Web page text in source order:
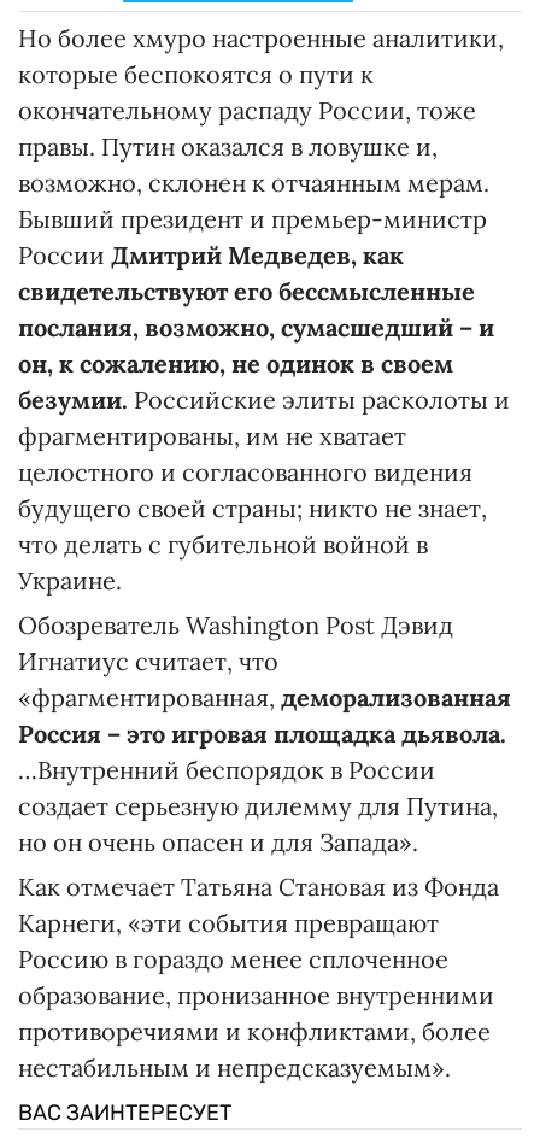
Но более хмуро настроенные аналитики,
которые беспокоятся о пути к
окончательному распаду России, тоже
правы. Путин оказался в ловушке и,
возможно, склонен к отчаянным мерам.
Бывший президент и премьер-министр
России Дмитрий Медведев, как
свидетельствуют его бессмысленные
послания, возможно, сумасшедший – и
он, к сожалению, не одинок в своем
безумии. Российские элиты расколоты и
фрагментированы, им не хватает
целостного и согласованного видения
будущего своей страны; никто не знает,
что делать с губительной войной в
Украине.
Обозреватель Washington Post Дэвид
Игнатиус считает, что
«фрагментированная, деморализованная
Россия – это игровая площадка дьявола.
…Внутренний беспорядок в России
создает серьезную дилемму для Путина,
но он очень опасен и для Запада».
Как отмечает Татьяна Становая из Фонда
Карнеги, «эти события превращают
Россию в гораздо менее сплоченное
образование, пронизанное внутренними
противоречиями и конфликтами, более
нестабильным и непредсказуемым».
ВАС ЗАИНТЕРЕСУЕТ